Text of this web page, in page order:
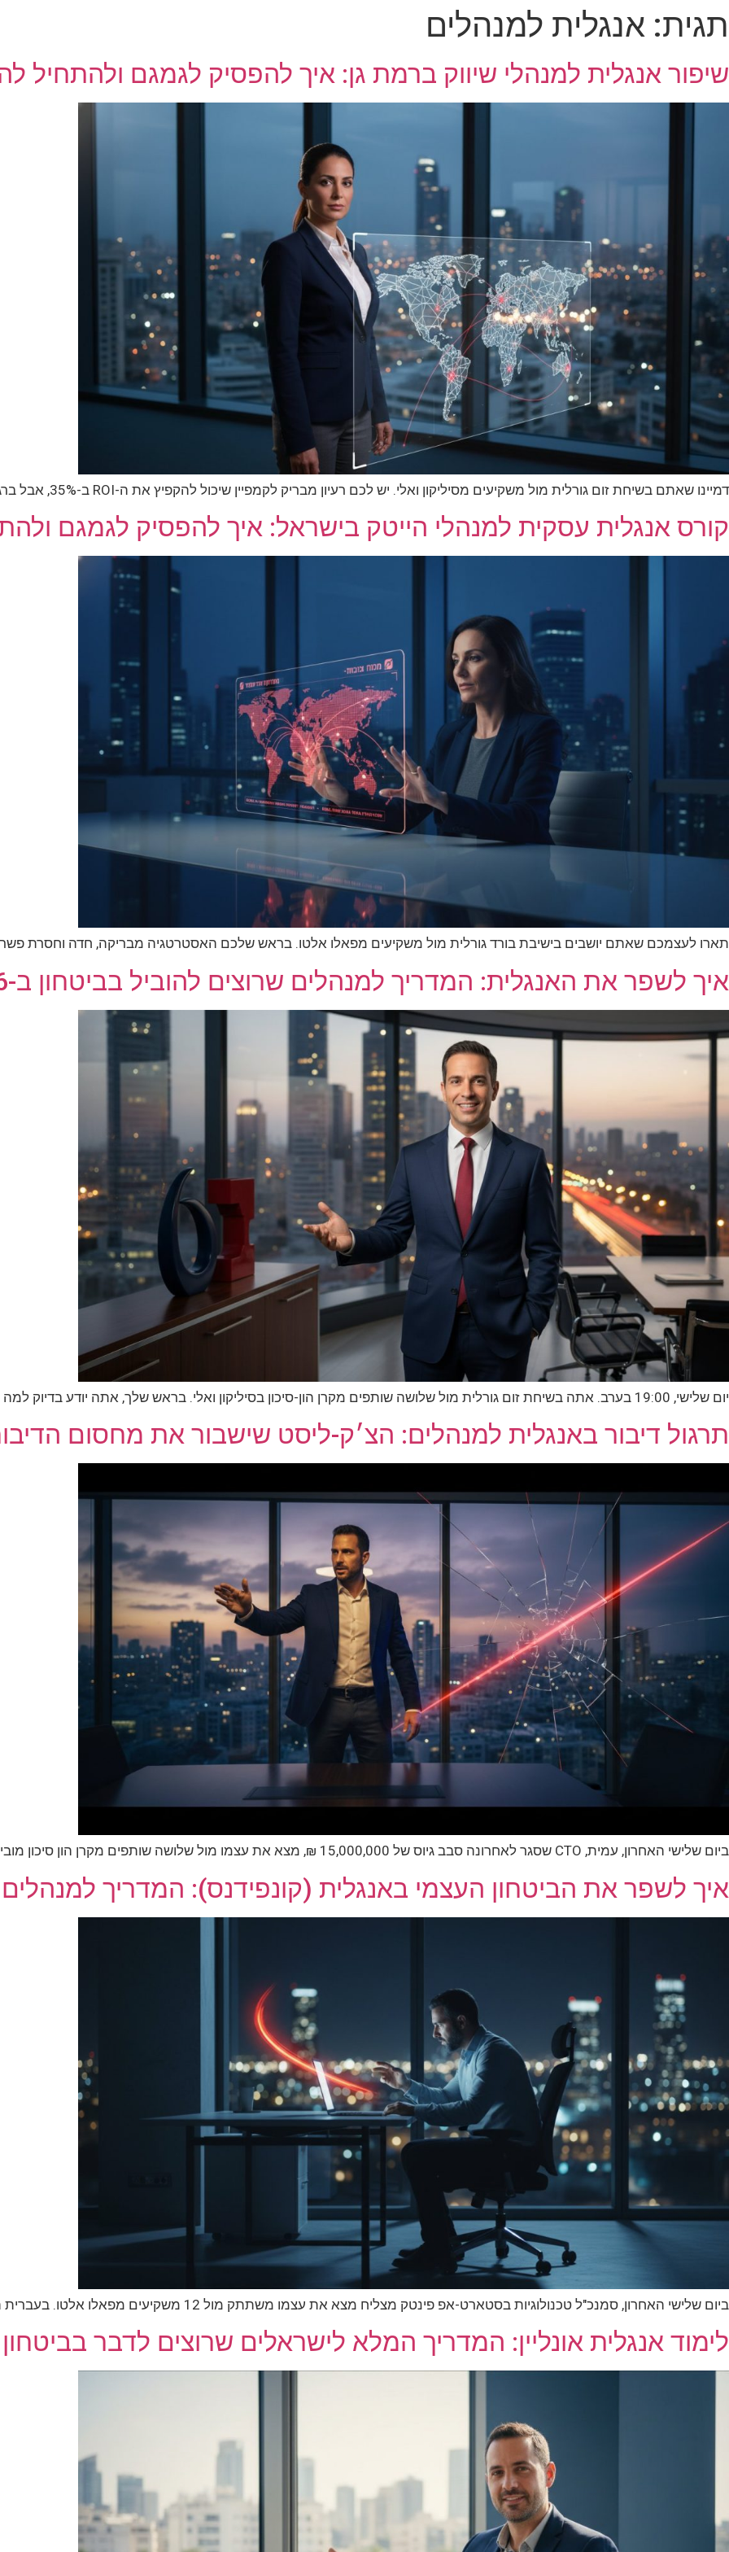
תגית: אנגלית למנהלים
שיפור אנגלית למנהלי שיווק ברמת גן: איך להפסיק לגמגם ולהתחיל
דמיינו שאתם בשיחת זום גורלית מול משקיעים מסיליקון ואלי. יש לכם רעיון מבריק לקמפיין שיכול להקפיץ את ה-ROI ב-35%, אבל ברגע שהמיקרופון עובר אליכם,…
קורס אנגלית עסקית למנהלי הייטק בישראל: איך להפסיק לגמגם
תארו לעצמכם שאתם יושבים בישיבת בורד גורלית מול משקיעים מפאלו אלטו. בראש שלכם האסטרטגיה מבריקה, חדה וחסרת
איך לשפר את האנגלית: המדריך למנהלים שרוצים להוביל בביטחון ב-2026
יום שלישי, 19:00 בערב. אתה בשיחת זום גורלית מול שלושה שותפים מקרן הון-סיכון בסיליקון ואלי. בראש שלך, אתה יודע בדיוק למה הסטארטאפ שלך שווה סיבוב גיוס…
תרגול דיבור באנגלית למנהלים: הצ׳ק-ליסט שישבור את מחסום הדיבור ב-
ביום שלישי האחרון, עמית, CTO שסגר לאחרונה סבב גיוס של 15,000,000 ₪, מצא את עצמו מול שלושה שותפים מקרן הון סיכון מובילה בסיליקון ואלי. הוא מכיר את…
איך לשפר את הביטחון העצמי באנגלית (קונפידנס): המדריך למנהלים
ביום שלישי האחרון, סמנכ"ל טכנולוגיות בסטארט-אפ פינטק מצליח מצא את עצמו משתתק מול 12 משקיעים מפאלו אלטו. בעברית הוא כריש שמנהל צוותים של 50 איש, אבל…
לימוד אנגלית אונליין: המדריך המלא לישראלים שרוצים לדבר בביטחון